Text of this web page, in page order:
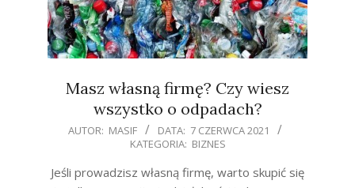
Masz własną firmę? Czy wiesz
wszystko o odpadach?
2021-
07
AUTOR: MASIF DATA: 7 CZERWCA 2021
KATEGORIA: BIZNES
Jeśli prowadzisz własną firmę, warto skupić się